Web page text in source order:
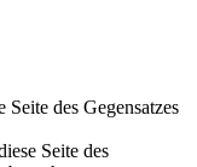
des Gegensatzes
Seite des